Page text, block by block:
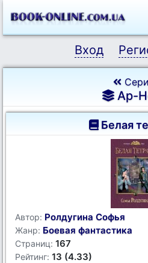
Вход
Ар-
Белая
Автор: Ролдугина Софья
Жанр: Боевая фантастика
Страниц: 167
Рейтинг: 13 (4.33)